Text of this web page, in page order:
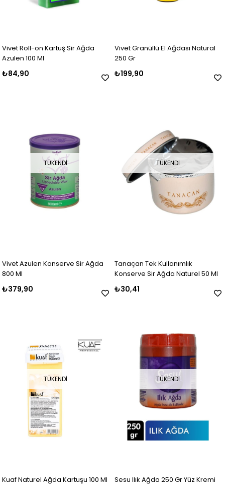
Vivet Roll-on Kartuş Sir Ağda
Azulen 100 Ml
₺84,90
Vivet Granüllü El Ağdası Natural
250 Gr
₺199,90
TÜKENDI
Vivet Azulen Konserve Sir Ağda
800 Ml
₺379,90
TÜKENDI
Tanaçan Tek Kullanımlık
Konserve Sir Ağda Naturel 50 Ml
₺30,41
TÜKENDI
Kuaf Naturel Ağda Kartuşu 100 Ml
TÜKENDI
Sesu Ilık Ağda 250 Gr Yüz Kremi